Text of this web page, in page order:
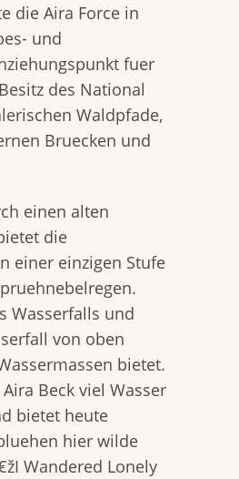
die Aira Force in
und
fuer
des National
Waldpfade,
Bruecken und
einen alten
die
einer einzigen Stufe
Wasserfalls und
von oben
bietet.
Beck viel Wasser
bietet heute
hier wilde
Wandered Lonely